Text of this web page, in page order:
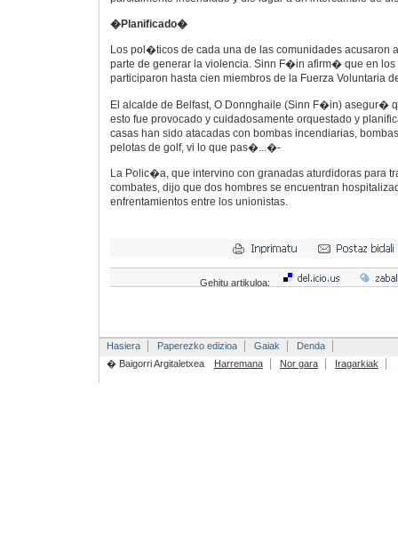
�Planificado�
Los pol�ticos de cada una de las comunidades acusaron
parte de generar la violencia. Sinn F�in afirm� que en los
participaron hasta cien miembros de la Fuerza Voluntaria
El alcalde de Belfast, O Donnghaile (Sinn F�in) asegur�
esto fue provocado y cuidadosamente orquestado y
casas han sido atacadas con bombas incendiarias,
pelotas de golf, vi lo que pas�...�-
La Polic�a, que intervino con granadas aturdidoras para
combates, dijo que dos hombres se encuentran
enfrentamientos entre los unionistas.
Gehitu artikuloa:
Hasiera Paperezko edizioa Gaiak
Denda
� Baigorri Argitaletxea
Harremana Nor gara Iragarkiak